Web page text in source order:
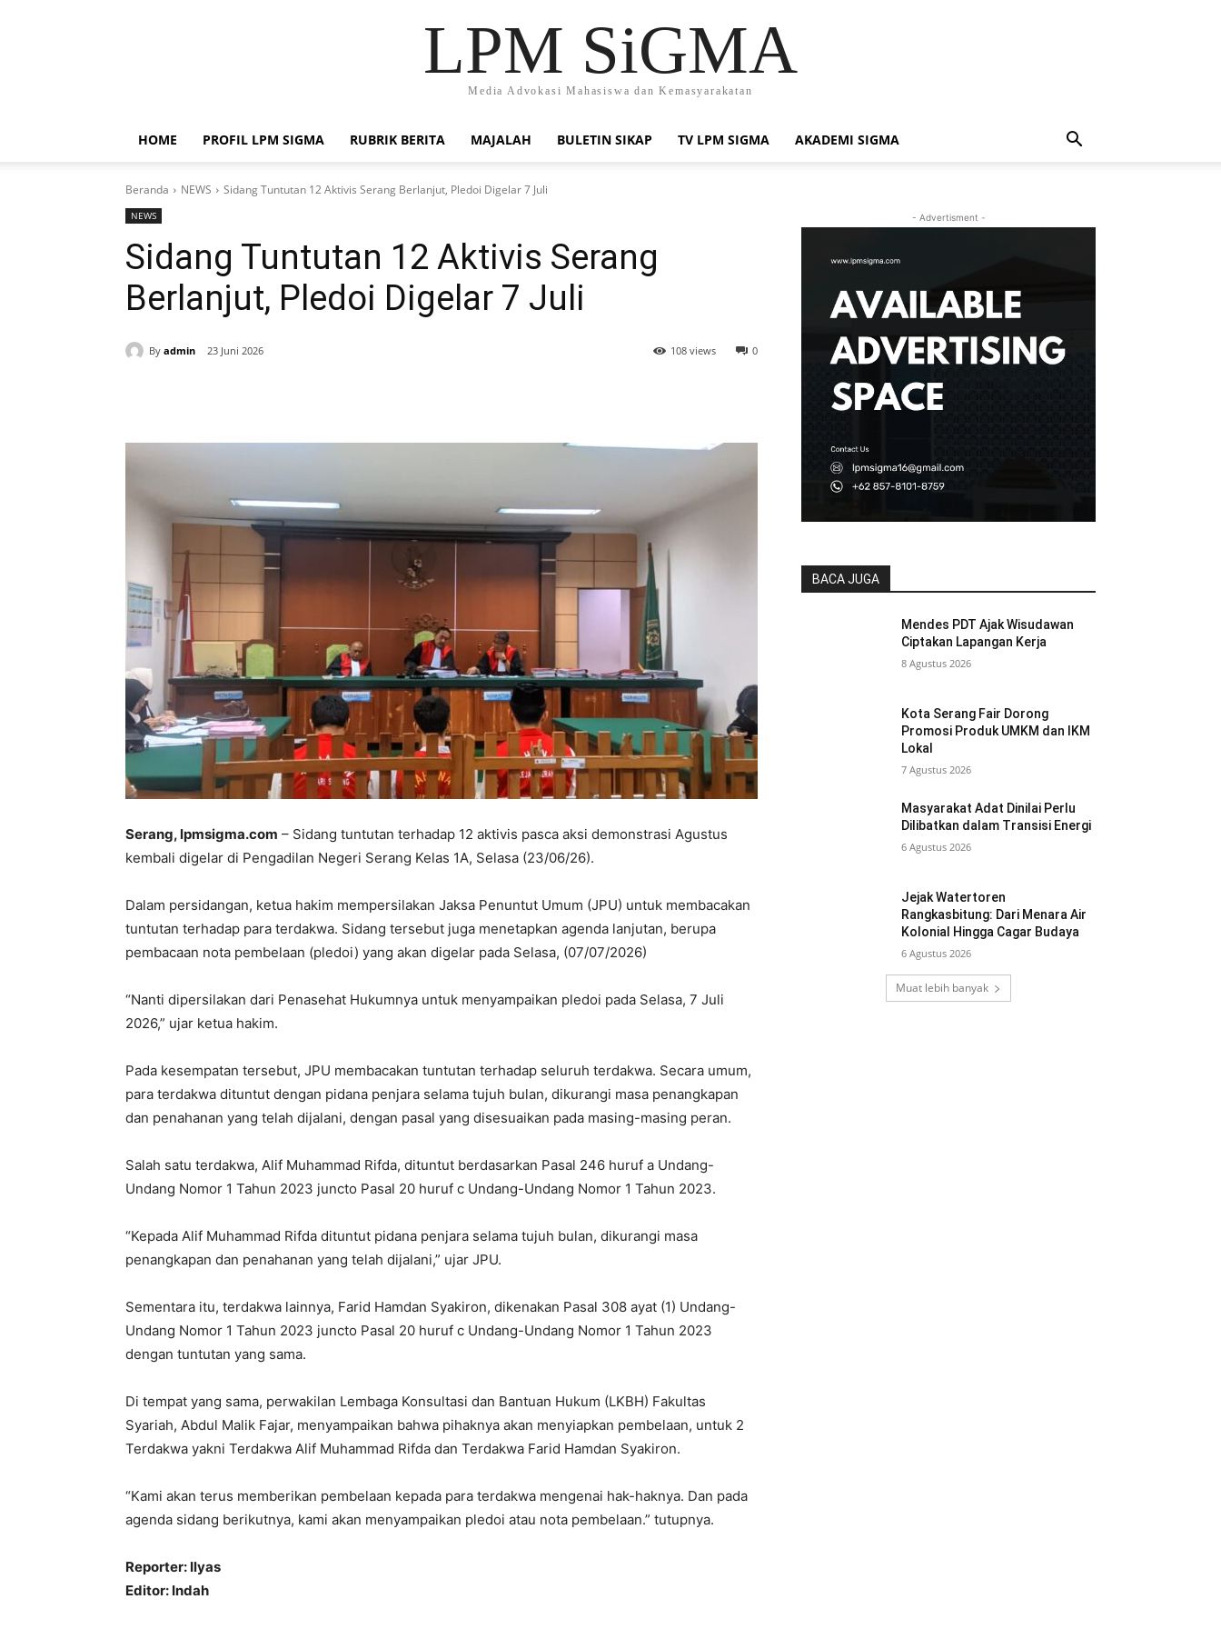
LPM SiGMA
Media Advokasi Mahasiswa dan Kemasyarakatan
HOME PROFIL LPM SIGMA RUBRIK BERITA MAJALAH BULETIN SIKAP TV LPM SIGMA AKADEMI SIGMA
Beranda NEWS Sidang Tuntutan 12 Aktivis Serang Berlanjut, Pledoi Digelar 7 Juli
NEWS
Sidang Tuntutan 12 Aktivis Serang
Berlanjut, Pledoi Digelar 7 Juli
By admin 23 Juni 2026 0
108 views
Serang, lpmsigma.com – Sidang tuntutan terhadap 12 aktivis pasca aksi demonstrasi Agustus
kembali digelar di Pengadilan Negeri Serang Kelas 1A, Selasa (23/06/26).
Dalam persidangan, ketua hakim mempersilakan Jaksa Penuntut Umum (JPU) untuk membacakan
tuntutan terhadap para terdakwa. Sidang tersebut juga menetapkan agenda lanjutan, berupa
pembacaan nota pembelaan (pledoi) yang akan digelar pada Selasa, (07/07/2026)
“Nanti dipersilakan dari Penasehat Hukumnya untuk menyampaikan pledoi pada Selasa, 7 Juli
2026,” ujar ketua hakim.
Pada kesempatan tersebut, JPU membacakan tuntutan terhadap seluruh terdakwa. Secara umum,
para terdakwa dituntut dengan pidana penjara selama tujuh bulan, dikurangi masa penangkapan
dan penahanan yang telah dijalani, dengan pasal yang disesuaikan pada masing-masing peran.
Salah satu terdakwa, Alif Muhammad Rifda, dituntut berdasarkan Pasal 246 huruf a Undang-
Undang Nomor 1 Tahun 2023 juncto Pasal 20 huruf c Undang-Undang Nomor 1 Tahun 2023.
“Kepada Alif Muhammad Rifda dituntut pidana penjara selama tujuh bulan, dikurangi masa
penangkapan dan penahanan yang telah dijalani,” ujar JPU.
Sementara itu, terdakwa lainnya, Farid Hamdan Syakiron, dikenakan Pasal 308 ayat (1) Undang-
Undang Nomor 1 Tahun 2023 juncto Pasal 20 huruf c Undang-Undang Nomor 1 Tahun 2023
dengan tuntutan yang sama.
Di tempat yang sama, perwakilan Lembaga Konsultasi dan Bantuan Hukum (LKBH) Fakultas
Syariah, Abdul Malik Fajar, menyampaikan bahwa pihaknya akan menyiapkan pembelaan, untuk 2
Terdakwa yakni Terdakwa Alif Muhammad Rifda dan Terdakwa Farid Hamdan Syakiron.
“Kami akan terus memberikan pembelaan kepada para terdakwa mengenai hak-haknya. Dan pada
agenda sidang berikutnya, kami akan menyampaikan pledoi atau nota pembelaan.” tutupnya.
Reporter: Ilyas
Editor: Indah
- Advertisment -
BACA JUGA
Mendes PDT Ajak Wisudawan
Ciptakan Lapangan Kerja
8 Agustus 2026
Kota Serang Fair Dorong
Promosi Produk UMKM dan IKM
Lokal
7 Agustus 2026
Masyarakat Adat Dinilai Perlu
Dilibatkan dalam Transisi Energi
6 Agustus 2026
Jejak Watertoren
Rangkasbitung: Dari Menara Air
Kolonial Hingga Cagar Budaya
6 Agustus 2026
Muat lebih banyak